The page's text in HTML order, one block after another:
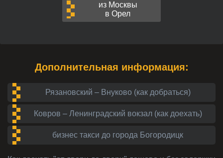
из Москвы
в Орел
Дополнительная информация:
Рязановский – Внуково (как добраться)
Ковров – Ленинградский вокзал (как доехать)
бизнес такси до города Богородицк